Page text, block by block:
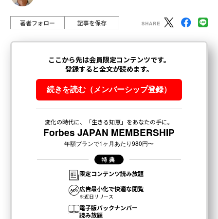
著者フォロー 記事を保存